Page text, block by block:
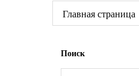
Главная страница
Поиск